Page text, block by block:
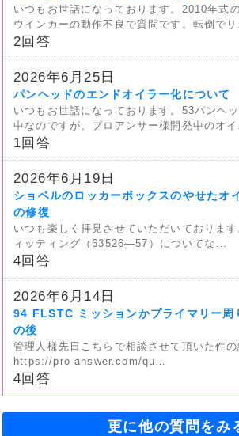
いつもお世話になっております。2010年式
ウインカーの動作不良で質問です。転倒でリ
2回答
2026年6月25日
パンヘッドのエンドオイラー化について
いつもお世話になっております。53パンヘ
中なのですが、プロアンサー様開発中のオイ
1回答
2026年6月19日
ショベルのロッカーボックスのやせたオ
の修復
いつも楽しく拝見させていただいておりま
ィッティング（63526—57）についてな…
4回答
2026年6月14日
94 FLSTC ミッションかプライマリー
の後
管理人様先日こちらで相談させて頂いた件の
https://pro-answer.com/qu…
4回答
更に他の質問をみ